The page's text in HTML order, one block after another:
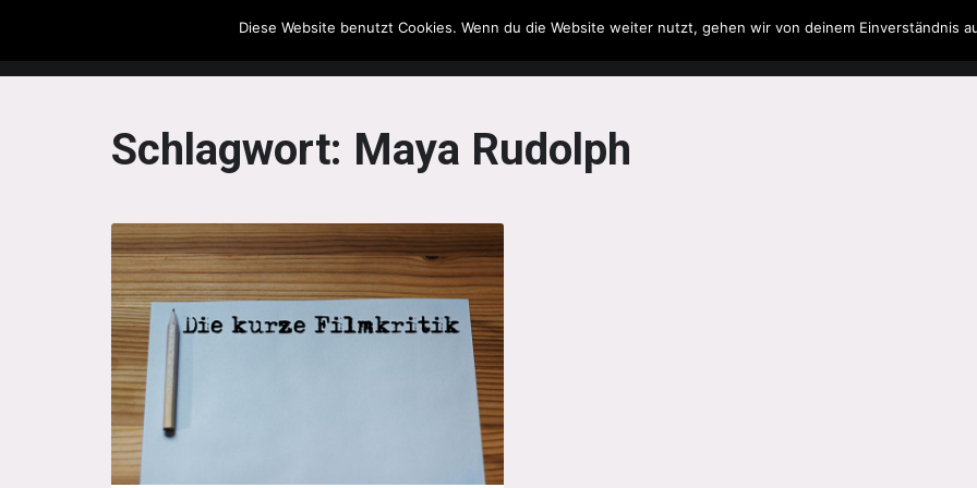
The Howling Men Filme & Serien Musik Spielzeug Literatur
Schlagwort: Maya Rudolph
Diese Website benutzt Cookies. Wenn du die Website weiter nutzt, gehen wir von deinem Einverständnis